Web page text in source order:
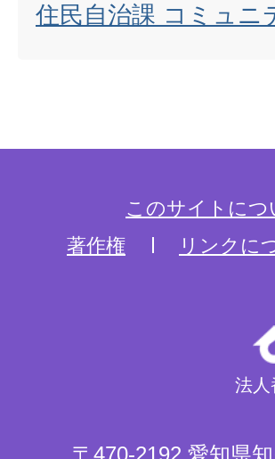
住民自治課 コミュニ
このサイトにつ
著作権
リンクに
法人
〒470-2192 愛知県